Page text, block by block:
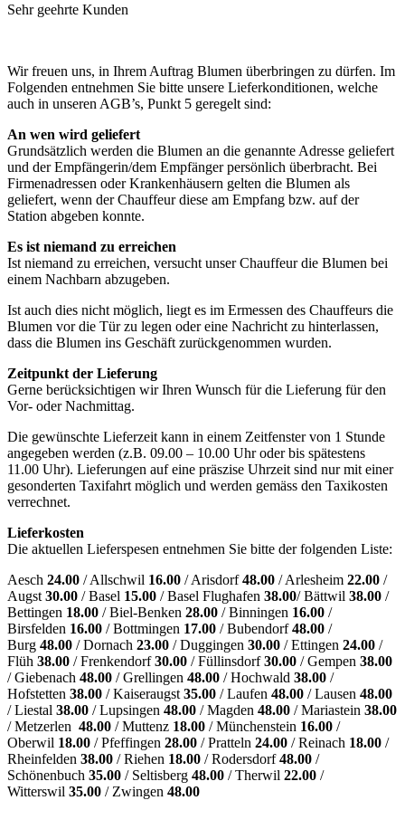
Sehr geehrte Kunden
Wir freuen uns, in Ihrem Auftrag Blumen überbringen zu dürfen. Im
Folgenden entnehmen Sie bitte unsere Lieferkonditionen, welche
auch in unseren AGB’s, Punkt 5 geregelt sind:
An wen wird geliefert
Grundsätzlich werden die Blumen an die genannte Adresse geliefert
und der Empfängerin/dem Empfänger persönlich überbracht. Bei
Firmenadressen oder Krankenhäusern gelten die Blumen als
geliefert, wenn der Chauffeur diese am Empfang bzw. auf der
Station abgeben konnte.
Es ist niemand zu erreichen
Ist niemand zu erreichen, versucht unser Chauffeur die Blumen bei
einem Nachbarn abzugeben.
Ist auch dies nicht möglich, liegt es im Ermessen des Chauffeurs die
Blumen vor die Tür zu legen oder eine Nachricht zu hinterlassen,
dass die Blumen ins Geschäft zurückgenommen wurden.
Zeitpunkt der Lieferung
Gerne berücksichtigen wir Ihren Wunsch für die Lieferung für den
Vor- oder Nachmittag.
Die gewünschte Lieferzeit kann in einem Zeitfenster von 1 Stunde
angegeben werden (z.B. 09.00 – 10.00 Uhr oder bis spätestens
11.00 Uhr). Lieferungen auf eine präszise Uhrzeit sind nur mit einer
gesonderten Taxifahrt möglich und werden gemäss den Taxikosten
verrechnet.
Lieferkosten
Die aktuellen Lieferspesen entnehmen Sie bitte der folgenden Liste:
Aesch 24.00 / Allschwil 16.00 / Arisdorf48.00 / Arlesheim 22.00 /
Augst 30.00 / Basel 15.00 / Basel Flughafen 38.00/ Bättwil 38.00 /
Bettingen 18.00 / Biel-Benken 28.00 / Binningen 16.00 /
Birsfelden 16.00 / Bottmingen 17.00 / Bubendorf48.00 /
Burg 48.00 / Dornach 23.00 / Duggingen 30.00 / Ettingen 24.00 /
Flüh 38.00 / Frenkendorf30.00 / Füllinsdorf30.00 / Gempen 38.00
/ Giebenach 48.00 / Grellingen 48.00 / Hochwald 38.00 /
Hofstetten 38.00 / Kaiseraugst 35.00 / Laufen 48.00 / Lausen 48.00
/ Liestal 38.00 / Lupsingen 48.00 / Magden 48.00 / Mariastein 38.00
/ Metzerlen 48.00 / Muttenz 18.00 / Münchenstein 16.00 /
Oberwil 18.00 / Pfeffingen 28.00 / Pratteln 24.00 / Reinach 18.00 /
Rheinfelden 38.00 / Riehen 18.00 / Rodersdorf48.00 /
Schönenbuch 35.00 / Seltisberg 48.00 / Therwil 22.00 /
Witterswil 35.00 / Zwingen 48.00